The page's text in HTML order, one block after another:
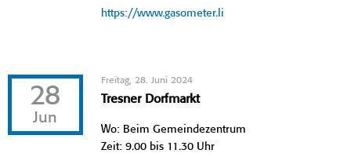
https://www.gasometer.li
28
Jun
Freitag, 28. Juni 2024
Tresner Dorfmarkt
Wo: Beim Gemeindezentrum
Zeit: 9.00 bis 11.30 Uhr